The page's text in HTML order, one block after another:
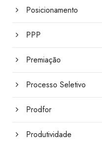
Posicionamento
PPP
Premiação
Processo Seletivo
Prodfor
Produtividade